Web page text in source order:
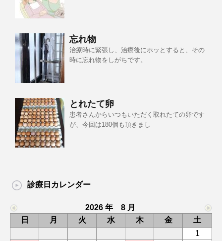
忘れ物
治療時に緊張し、治療後にホッとすると、その
時に忘れ物をしがちです。
とれたて卵
患者さんからいつもいただく取れたての卵です
が、今回は180個も頂きまし
診療日カレンダー
2026 年 8 月
日
月 火 水 木 金
土
1